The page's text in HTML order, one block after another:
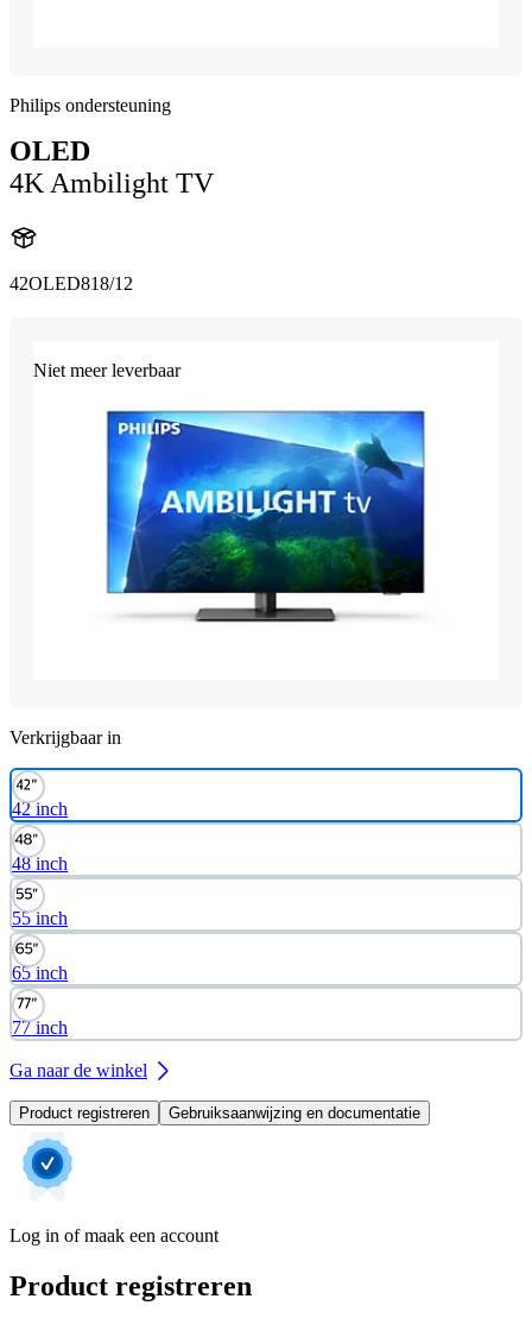
Philips ondersteuning
OLED
4K Ambilight TV
42OLED818/12
Niet meer leverbaar
Verkrijgbaar in
42 inch
48 inch
55 inch
65 inch
77 inch
Ga naar de winkel
Product registreren Gebruiksaanwijzing en documentatie
Log in of maak een account
Product registreren